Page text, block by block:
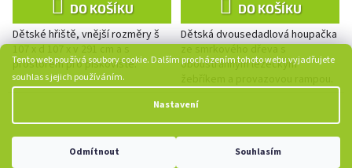
Tento web používá soubory cookie. Dalším procházením tohoto webu vyjadřujete
souhlas s jejich používáním.
Nastavení
Odmítnout Souhlasím
DO KOŠÍKU
Dětské hřiště, vnější rozměry š
107 x d 107 x v 291 cm a s
prostorem pro pískoviště.
DO KOŠÍKU
Dětská dvousedadlová houpačka
ze smrkového dřeva s
oboustranným lezeckým